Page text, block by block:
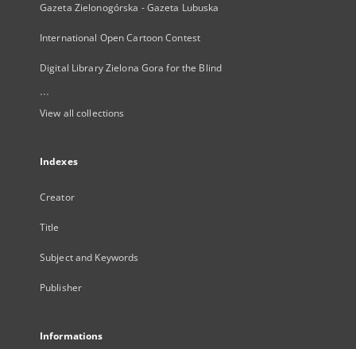
Gazeta Zielonogórska - Gazeta Lubuska
International Open Cartoon Contest
Digital Library Zielona Gora for the Blind
...
View all collections
Indexes
Creator
Title
Subject and Keywords
Publisher
Informations